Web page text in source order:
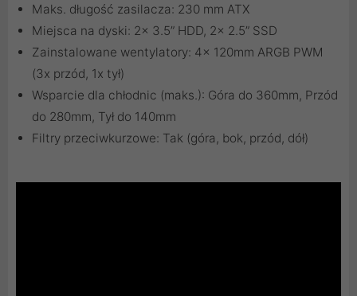
Maks. długość zasilacza: 230 mm ATX
Miejsca na dyski: 2x 3.5” HDD, 2x 2.5” SSD
Zainstalowane wentylatory: 4x 120mm ARGB PWM
(3x przód, 1x tył)
Wsparcie dla chłodnic (maks.): Góra do 360mm, Przód
do 280mm, Tył do 140mm
Filtry przeciwkurzowe: Tak (góra, bok, przód, dół)